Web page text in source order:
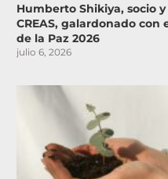
Humberto Shikiya, socio
CREAS, galardonado
de la Paz 2026
julio 6, 2026